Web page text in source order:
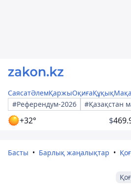
СаясатӘлемҚаржыОқиғаҚұқық
#Референдум-2026
#Қазақстан
+32° $
Басты Барлық жаңалықтар